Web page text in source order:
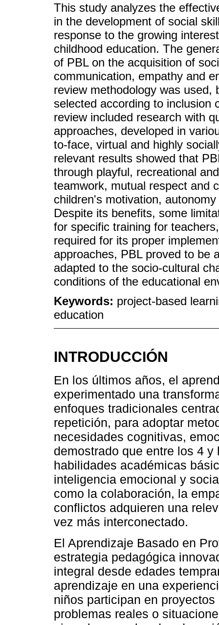
This study analyzes the
in the development of social
response to the growing
childhood education. The
of PBL on the acquisition of
communication, empathy and
review methodology was used,
selected according to inclusion
review included research with
approaches, developed in
to-face, virtual and highly
relevant results showed that
through playful, recreational
teamwork, mutual respect and
children's motivation,
Despite its benefits, some
for specific training for
required for its proper
approaches, PBL proved to be
adapted to the socio-cultural
conditions of the educational
Keywords: project-based
education
INTRODUCCIÓN
En los últimos años, el
experimentado una
enfoques tradicionales
repetición, para adoptar
necesidades cognitivas,
demostrado que entre los 4
habilidades académicas
inteligencia emocional y
como la colaboración, la
conflictos adquieren una
vez más interconectado.
El Aprendizaje Basado en
estrategia pedagógica
integral desde edades
aprendizaje en una
niños participan en
problemas reales o